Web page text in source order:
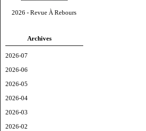
2026 - Revue À Rebours
Archives
2026-07
2026-06
2026-05
2026-04
2026-03
2026-02